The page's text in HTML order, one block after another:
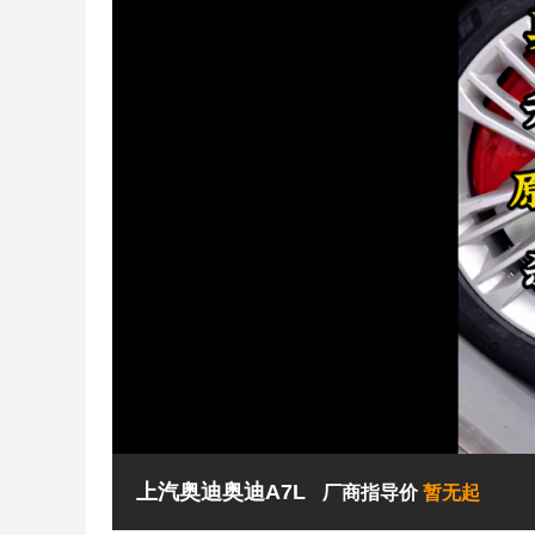
上汽奥迪奥迪A7L 厂商指导价暂无起